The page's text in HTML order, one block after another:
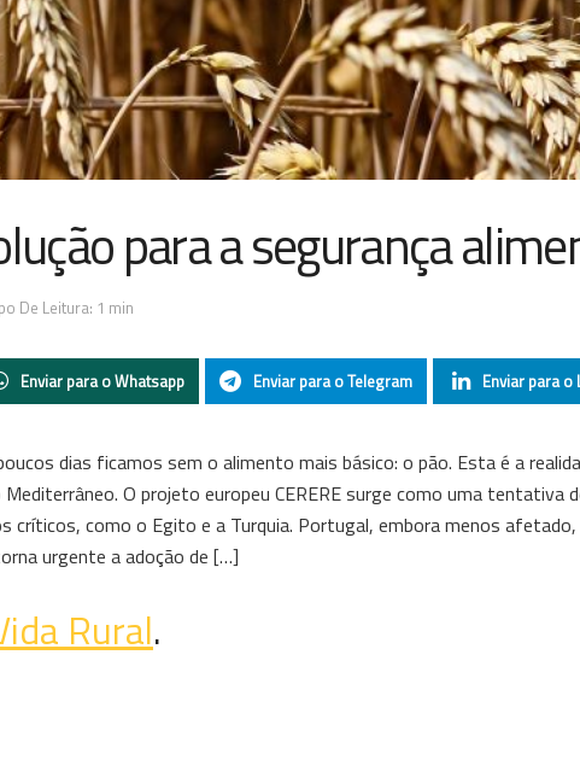
para a segurança
De Leitura: 1 min
Enviar para o Whatsapp Enviar para o Telegram Enviar para o
dias ficamos sem o alimento mais básico: o pão. Esta é a
O projeto europeu CERERE surge como uma tentativa
críticos, como o Egito e a Turquia. Portugal, embora menos
urgente a adoção de […]
Rural.